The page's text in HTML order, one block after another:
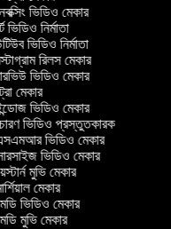
ভিডিও মেকার
নির্মাতা
ভিডিও নির্মাতা
রিলস মেকার
ভিডিও মেকার
মেকার
ভিডিও মেকার
ভিডিও প্রস্তুতকারক
ভিডিও মেকার
ভিডিও মেকার
মুভি মেকার
মেকার
ভিডিও মেকার
মুভি মেকার